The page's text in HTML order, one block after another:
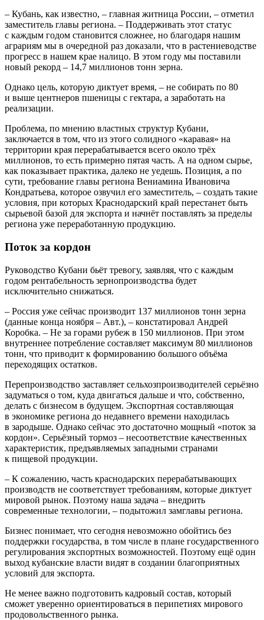
– Кубань, как известно, – главная житница России, – отметил
заместитель главы региона. – Поддерживать этот статус
с каждым годом становится сложнее, но благодаря нашим
аграриям мы в очередной раз доказали, что в растениеводстве
прогресс в нашем крае налицо. В этом году мы поставили
новый рекорд – 14,7 миллионов тонн зерна.
Однако цель, которую диктует время, – не собирать по 80
и выше центнеров пшеницы с гектара, а заработать на
реализации.
Проблема, по мнению властных структур Кубани,
заключается в том, что из этого солидного «каравая» на
территории края перерабатывается всего около трёх
миллионов, то есть примерно пятая часть. А на одном сырье,
как показывает практика, далеко не уедешь. Позиция, а по
сути, требование главы региона Вениамина Ивановича
Кондратьева, которое озвучил его заместитель, – создать такие
условия, при которых Краснодарский край перестанет быть
сырьевой базой для экспорта и начнёт поставлять за пределы
региона уже переработанную продукцию.
Поток за кордон
Руководство Кубани бьёт тревогу, заявляя, что с каждым
годом рентабельность зернопроизводства будет
исключительно снижаться.
– Россия уже сейчас производит 137 миллионов тонн зерна
(данные конца ноября – Авт.), – констатировал Андрей
Коробка. – Не за горами рубеж в 150 миллионов. При этом
внутреннее потребление составляет максимум 80 миллионов
тонн, что приводит к формированию большого объёма
переходящих остатков.
Перепроизводство заставляет сельхозпроизводителей серьёзно
задуматься о том, куда двигаться дальше и что, собственно,
делать с бизнесом в будущем. Экспортная составляющая
в экономике региона до недавнего времени находилась
в зародыше. Однако сейчас это достаточно мощный «поток за
кордон». Серьёзный тормоз – несоответствие качественных
характеристик, предъявляемых западными странами
к пищевой продукции.
– К сожалению, часть краснодарских перерабатывающих
производств не соответствует требованиям, которые диктует
мировой рынок. Поэтому наша задача – внедрить
современные технологии, – подытожил замглавы региона.
Бизнес понимает, что сегодня невозможно обойтись без
поддержки государства, в том числе в плане государственного
регулирования экспортных возможностей. Поэтому ещё один
выход кубанские власти видят в создании благоприятных
условий для экспорта.
Не менее важно подготовить кадровый состав, который
сможет уверенно ориентироваться в перипетиях мирового
продовольственного рынка.